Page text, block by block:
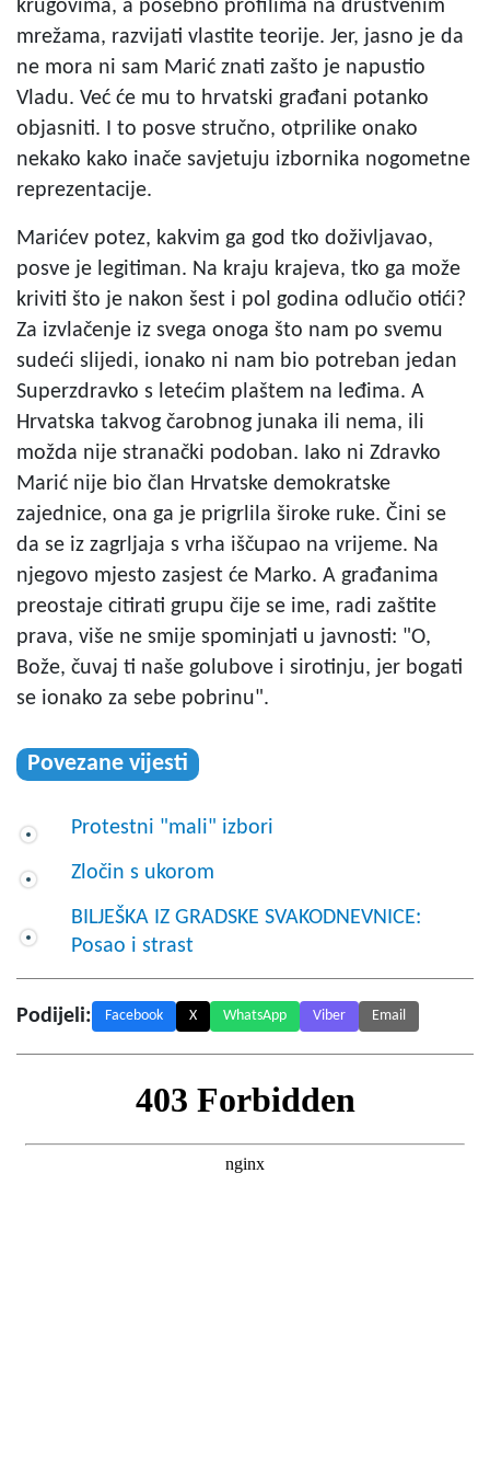
krugovima, a posebno profilima na društvenim
mrežama, razvijati vlastite teorije. Jer, jasno je da
ne mora ni sam Marić znati zašto je napustio
Vladu. Već će mu to hrvatski građani potanko
objasniti. I to posve stručno, otprilike onako
nekako kako inače savjetuju izbornika nogometne
reprezentacije.
Marićev potez, kakvim ga god tko doživljavao,
posve je legitiman. Na kraju krajeva, tko ga može
kriviti što je nakon šest i pol godina odlučio otići?
Za izvlačenje iz svega onoga što nam po svemu
sudeći slijedi, ionako ni nam bio potreban jedan
Superzdravko s letećim plaštem na leđima. A
Hrvatska takvog čarobnog junaka ili nema, ili
možda nije stranački podoban. Iako ni Zdravko
Marić nije bio član Hrvatske demokratske
zajednice, ona ga je prigrlila široke ruke. Čini se
da se iz zagrljaja s vrha iščupao na vrijeme. Na
njegovo mjesto zasjest će Marko. A građanima
preostaje citirati grupu čije se ime, radi zaštite
prava, više ne smije spominjati u javnosti: "O,
Bože, čuvaj ti naše golubove i sirotinju, jer bogati
se ionako za sebe pobrinu".
Povezane vijesti
Protestni "mali" izbori
Zločin s ukorom
BILJEŠKA IZ GRADSKE SVAKODNEVNICE:
Posao i strast
Podijeli: Facebook X WhatsApp Viber Email